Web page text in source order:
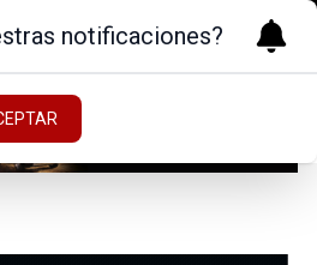
notificaciones?